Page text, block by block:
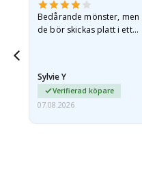
Bedårande mönster, men
de bör skickas platt i ett
Sylvie Y
Verifierad köpare
07.08.2026